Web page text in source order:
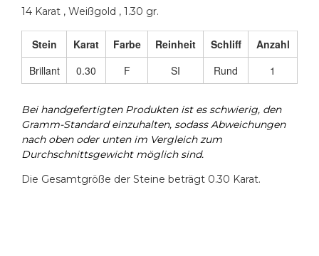
Kopie
14 Karat , Weißgold , 1.30 gr.
Stein Karat Farbe Reinheit Schliff
Anzahl
Brillant
0.30 F SI Rund 1
Bei handgefertigten Produkten ist es schwierig, den
Gramm-Standard einzuhalten, sodass Abweichungen
nach oben oder unten im Vergleich zum
Durchschnittsgewicht möglich sind.
Die Gesamtgröße der Steine beträgt 0.30 Karat.